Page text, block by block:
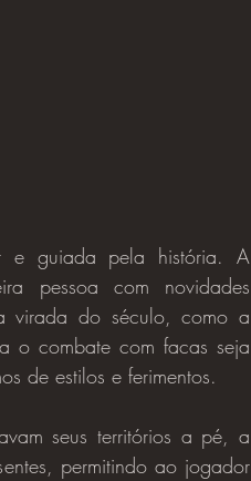
pessoa com novidades
virada do século, como a
o combate com facas seja
de estilos e ferimentos.
permitindo ao jogador